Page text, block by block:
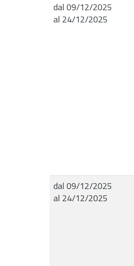
dal 09/12/2025
al 24/12/2025
dal 09/12/2025
al 24/12/2025